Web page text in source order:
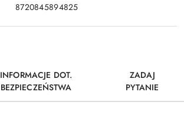
8720845894825
INFORMACJE DOT.
BEZPIECZEŃSTWA
ZADAJ
PYTANIE